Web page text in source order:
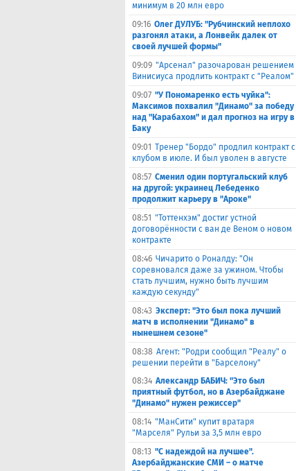
минимум в 20 млн евро
09:16 Олег ДУЛУБ: "Рубчинский неплохо
разгонял атаки, а Лонвейк далек от
своей лучшей формы"
09:09 "Арсенал" разочарован решением
Винисиуса продлить контракт с "Реалом"
09:07 "У Пономаренко есть чуйка":
Максимов похвалил "Динамо" за победу
над "Карабахом" и дал прогноз на игру в
Баку
09:01 Тренер "Бордо" продлил контракт с
клубом в июле. И был уволен в августе
08:57 Сменил один португальский клуб
на другой: украинец Лебеденко
продолжит карьеру в "Ароке"
08:51 "Тоттенхэм" достиг устной
договорённости с ван де Веном о новом
контракте
08:46 Чичарито о Роналду: "Он
соревновался даже за ужином. Чтобы
стать лучшим, нужно быть лучшим
каждую секунду"
08:43 Эксперт: "Это был пока лучший
матч в исполнении "Динамо" в
нынешнем сезоне"
08:38 Агент: "Родри сообщил "Реалу" о
решении перейти в "Барселону"
08:34 Александр БАБИЧ: "Это был
приятный футбол, но в Азербайджане
"Динамо" нужен режиссер"
08:14 "МанСити" купит вратаря
"Марселя" Рульи за 3,5 млн евро
08:13 "С надеждой на лучшее".
Азербайджанские СМИ – о матче